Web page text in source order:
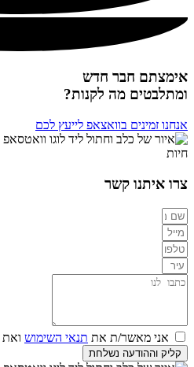
אימצתם חבר חדש
ומתלבטים מה לקנות?
אנחנו זמינים בוואצאפ לייעץ לכם
צרו איתנו קשר
אני מאשר/ת את תנאי השימוש ואת
קליק וההודעה נשלחת